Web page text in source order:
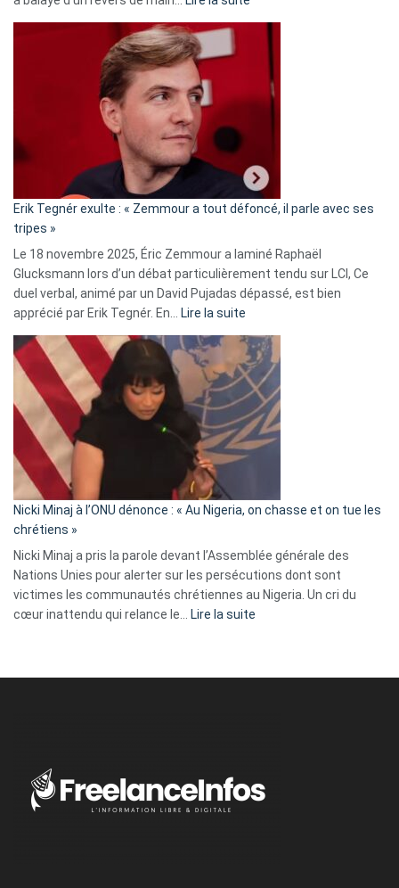
d’alliance
secrète
«
C’est
fake
news
»
Erik Tegnér exulte : « Zemmour a tout défoncé, il parle avec ses
tripes »
Le 18 novembre 2025, Éric Zemmour a laminé Raphaël
Glucksmann lors d’un débat particulièrement tendu sur LCI, Ce
duel verbal, animé par un David Pujadas dépassé, est bien
apprécié par Erik Tegnér. En… Lire la suite
Tegnér
exulte
« Zemmour
a
tout
parle
ses
tripes »
Nicki Minaj à l’ONU dénonce : « Au Nigeria, on chasse et on tue les
chrétiens »
Nicki Minaj a pris la parole devant l’Assemblée générale des
Nations Unies pour alerter sur les persécutions dont sont
victimes les communautés chrétiennes au Nigeria. Un cri du
cœur inattendu qui relance le… Lire la suite
Nigeria,